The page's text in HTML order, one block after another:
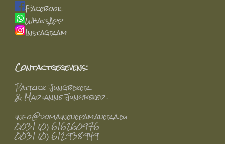
Facebook
WhatsApp
Instagram
Contactgegevens:
Patrick Jungbeker
& Marianne Jungbeker
info@domainedepamadera.eu
0031 (0) 616260976
0031 (0) 612938949